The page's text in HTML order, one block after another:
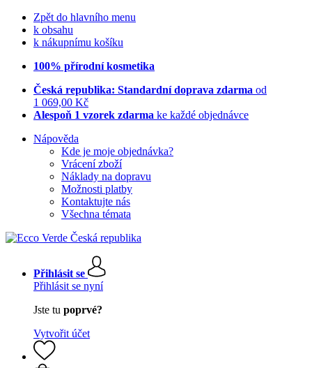
Zpět do hlavního menu
k obsahu
k nákupnímu košíku
100% přírodní kosmetika
Česká republika: Standardní doprava zdarma od
1 069,00 Kč
Alespoň 1 vzorek zdarma ke každé objednávce
Nápověda
Kde je moje objednávka?
Vrácení zboží
Náklady na dopravu
Možnosti platby
Kontaktujte nás
Všechna témata
Přihlásit se
Přihlásit se nyní
Jste tu poprvé?
Vytvořit účet